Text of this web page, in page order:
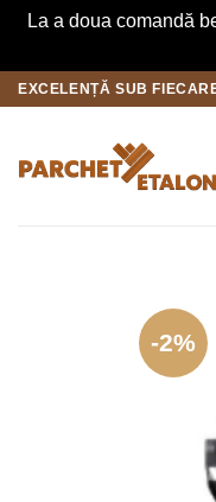
La a doua comandă
SkipEXCELENȚĂ SUB
-2%